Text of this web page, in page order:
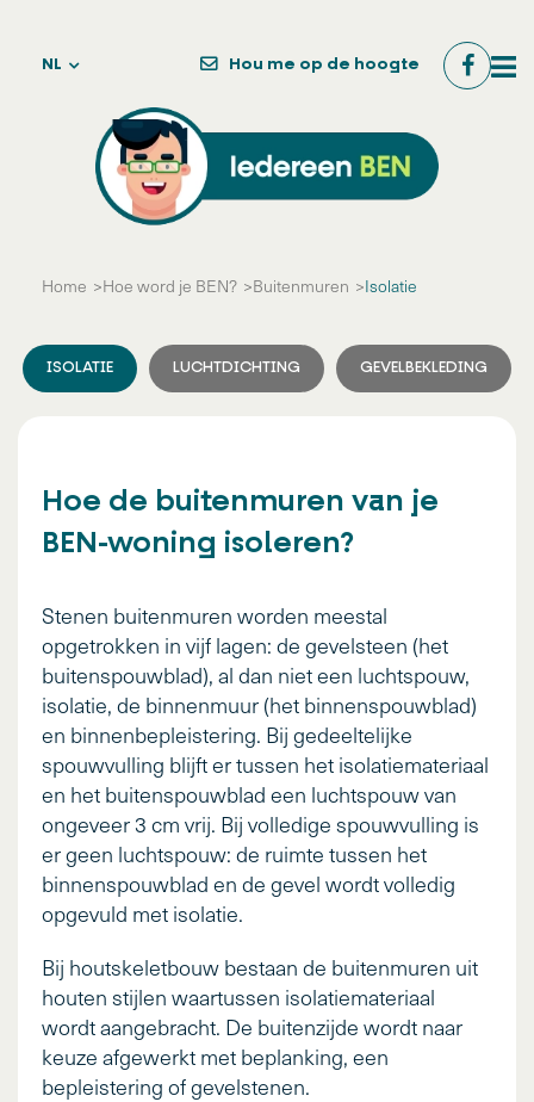
Hou me op de hoogte
NL
Home Hoe word je BEN? Buitenmuren Isolatie
ISOLATIE LUCHTDICHTING GEVELBEKLEDING
Hoe de buitenmuren van je
BEN-woning isoleren?
Stenen buitenmuren worden meestal
opgetrokken in vijf lagen: de gevelsteen (het
buitenspouwblad), al dan niet een luchtspouw,
isolatie, de binnenmuur (het binnenspouwblad)
en binnenbepleistering. Bij gedeeltelijke
spouwvulling blijft er tussen het isolatiemateriaal
en het buitenspouwblad een luchtspouw van
ongeveer 3 cm vrij. Bij volledige spouwvulling is
er geen luchtspouw: de ruimte tussen het
binnenspouwblad en de gevel wordt volledig
opgevuld met isolatie.
Bij houtskeletbouw bestaan de buitenmuren uit
houten stijlen waartussen isolatiemateriaal
wordt aangebracht. De buitenzijde wordt naar
keuze afgewerkt met beplanking, een
bepleistering of gevelstenen.